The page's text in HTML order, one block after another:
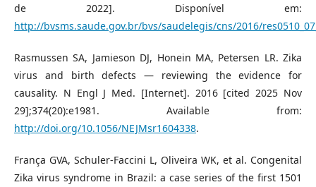
de 2022]. Disponível em:
http://bvsms.saude.gov.br/bvs/saudelegis/cns/2016/
Rasmussen SA, Jamieson DJ, Honein MA, Petersen LR. Zika
virus and birth defects — reviewing the evidence for
causality. N Engl J Med. [Internet]. 2016 [cited 2025 Nov
29];374(20):e1981. Available from:
http://doi.org/10.1056/NEJMsr1604338.
França GVA, Schuler-Faccini L, Oliveira WK, et al. Congenital
Zika virus syndrome in Brazil: a case series of the first 1501